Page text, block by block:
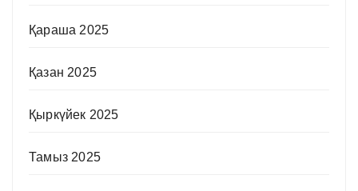
Қараша 2025
Қазан 2025
Қыркүйек 2025
Тамыз 2025